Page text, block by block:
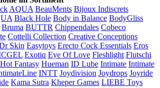
AQUA BeauMents Bijoux Indiscrets
Black Hole Body in Balance BodyGliss
Bruma BUTTR Chippendales Cobeco
Cottelli Collection Creative Conceptions
Skin Easytoys Erecto Cock Essentials Eros
Exotiq Eye Of Love Fleshlight Flutschi
Hot Fantasy Hueman ID Lube Intimate Intimate
INTT Joydivision Joydrops Joyride
Kama Sutra Kheper Games LIEBE Toys